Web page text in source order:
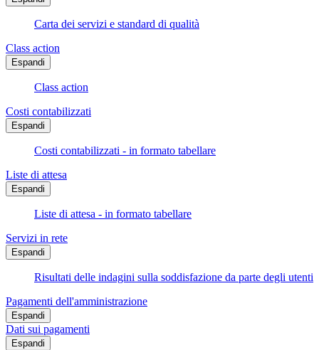
Carta dei servizi e standard di qualità
Class action
Espandi
Class action
Costi contabilizzati
Espandi
Costi contabilizzati - in formato tabellare
Liste di attesa
Espandi
Liste di attesa - in formato tabellare
Servizi in rete
Espandi
Risultati delle indagini sulla soddisfazione da parte degli utenti
Pagamenti dell'amministrazione
Espandi
Dati sui pagamenti
Espandi